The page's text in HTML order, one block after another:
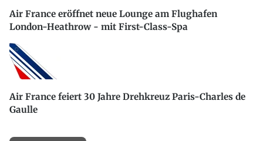
Air France eröffnet neue Lounge am Flughafen
London-Heathrow - mit First-Class-Spa
Air France feiert 30 Jahre Drehkreuz Paris-Charles de
Gaulle